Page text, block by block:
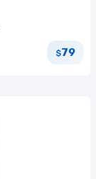
$79